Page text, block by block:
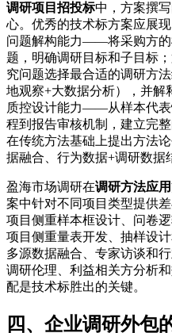
调研项目招投标中，方案撰
心。优秀的技术标方案应展
问题解构能力——将采购方的
题，明确调研目标和子目标
究问题选择最合适的调研方
地观察+大数据分析），并解
质控设计能力——从样本代表
程到报告审核机制，建立完
在传统方法基础上提出方法
据融合、行为数据+调研数据
盈海市场调研在调研方法应用
案中针对不同项目类型提供
项目侧重样本框设计、问卷
项目侧重量表开发、抽样设计
多源数据融合、专家访谈和
调研伦理、利益相关方分析
配是技术标胜出的关键。
四、企业调研外包